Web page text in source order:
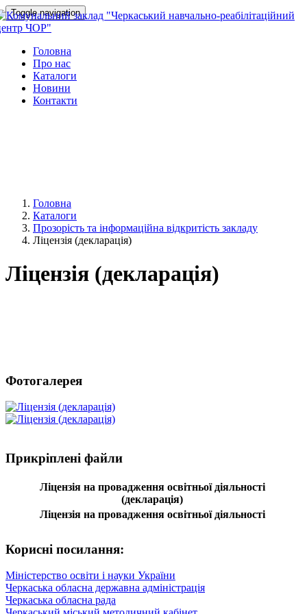
Toggle navigation
Головна
Про нас
Каталоги
Новини
Контакти
Головна
Каталоги
Прозорість та інформаційна відкритість закладу
Ліцензія (декларація)
Ліцензія (декларація)
Фотогалерея
Прикріплені файли
Ліцензія на провадження освітньої діяльності
(декларація)
Ліцензія на провадження освітньої діяльності
Корисні посилання:
Міністерство освіти і науки України
Черкаська обласна державна адміністрація
Черкаська обласна рада